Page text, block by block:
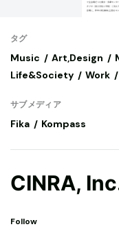
タグ
Music Art,Design
Life&Society
Work
サブメディア
Fika Kompass
CINRA,
Follow